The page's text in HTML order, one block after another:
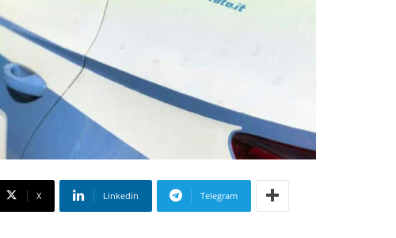
X Linkedin Telegram